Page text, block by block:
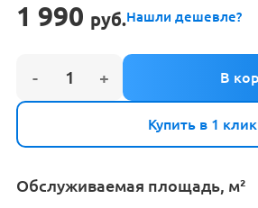
1 990 руб.Нашли дешевле?
Купить в 1 клик
Обслуживаемая площадь, м²